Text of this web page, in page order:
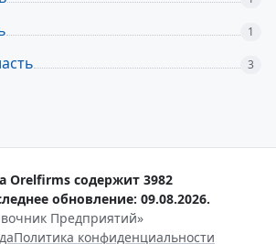
1
3
Orelfirms содержит 3982
обновление: 09.08.2026.
Предприятий»
Политика конфиденциальности